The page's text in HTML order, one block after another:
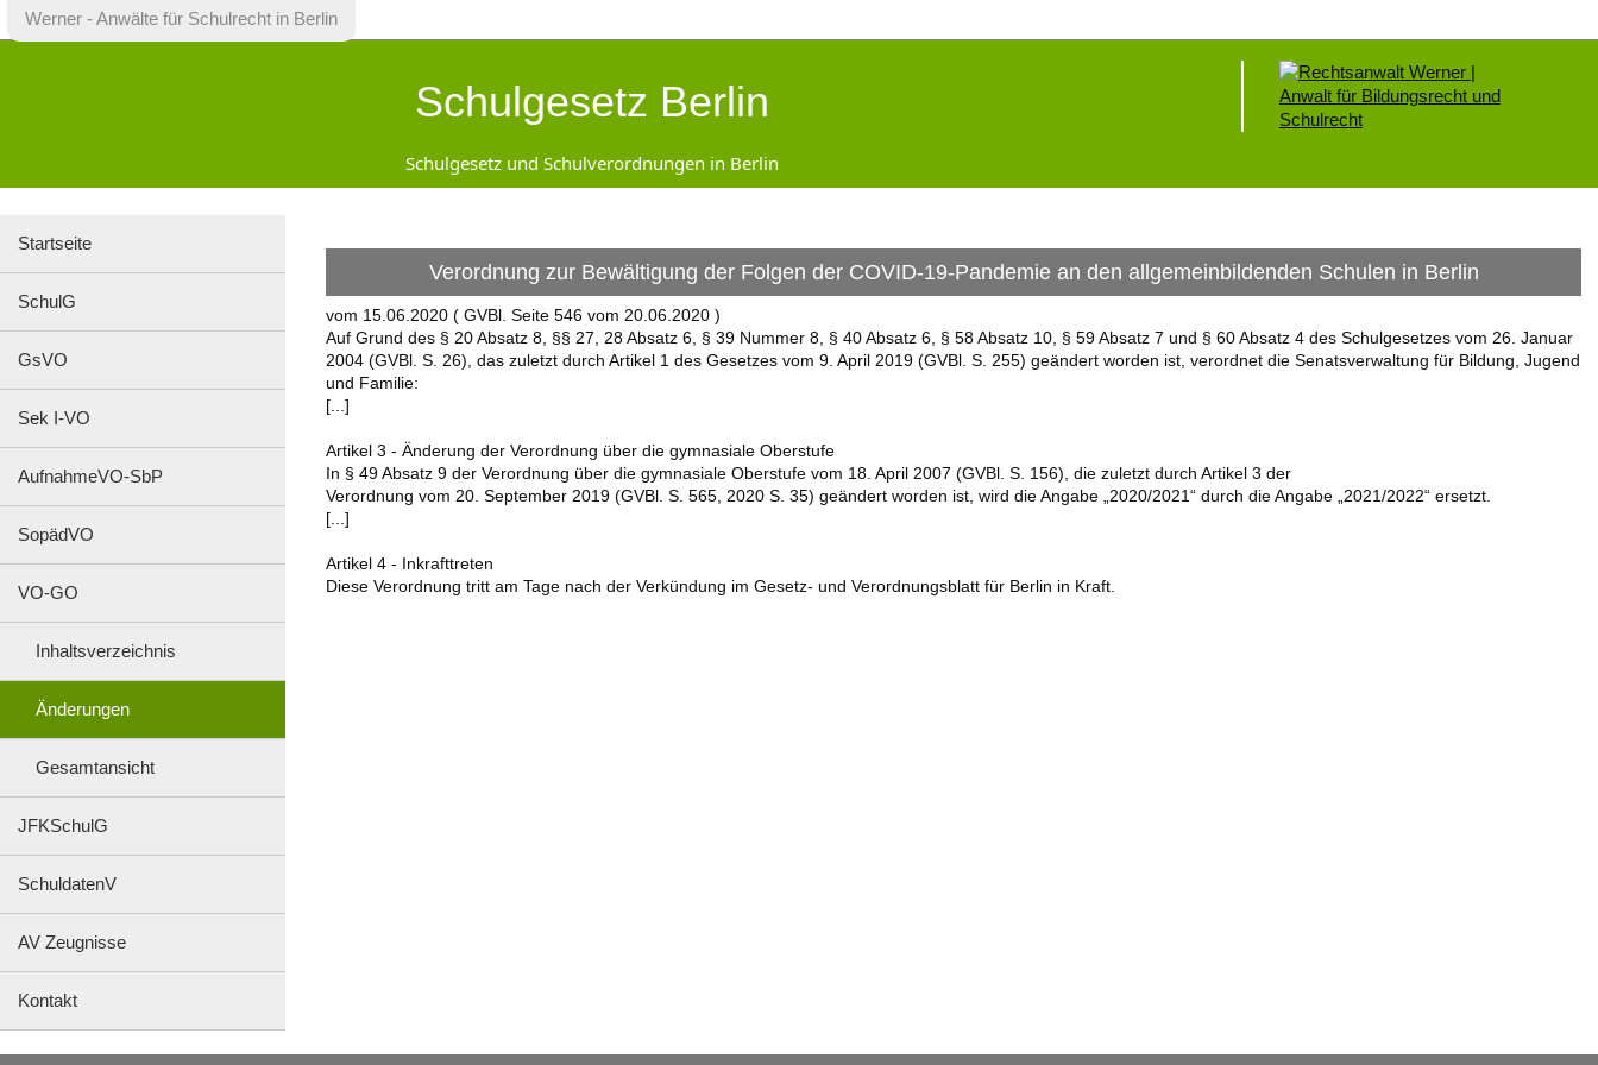
VO
SbP
GO
Inhaltsverzeichnis
Änderungen
SchuldatenV
AV
Zeugnisse
Werner - Anwälte für Schulrecht in Berlin
Schulgesetz Berlin
Schulgesetz und Schulverordnungen in Berlin
Startseite
SchulG
GsVO
Sek I-VO
AufnahmeVO-SbP
SopädVO
VO-GO
Inhaltsverzeichnis
Änderungen
Gesamtansicht
JFKSchulG
SchuldatenV
AV Zeugnisse
Kontakt
Verordnung zur Bewältigung der Folgen der COVID-19-Pandemie an den allgemeinbildenden Schulen in Berlin
vom 15.06.2020 ( GVBl. Seite 546 vom 20.06.2020 )
Auf Grund des § 20 Absatz 8, §§ 27, 28 Absatz 6, § 39 Nummer 8, § 40 Absatz 6, § 58 Absatz 10, § 59 Absatz 7 und § 60 Absatz 4 des Schulgesetzes vom 26. Januar
2004 (GVBl. S. 26), das zuletzt durch Artikel 1 des Gesetzes vom 9. April 2019 (GVBl. S. 255) geändert worden ist, verordnet die Senatsverwaltung für Bildung, Jugend
und Familie:
[...]
Artikel 3 - Änderung der Verordnung über die gymnasiale Oberstufe
In § 49 Absatz 9 der Verordnung über die gymnasiale Oberstufe vom 18. April 2007 (GVBl. S. 156), die zuletzt durch Artikel 3 der
Verordnung vom 20. September 2019 (GVBl. S. 565, 2020 S. 35) geändert worden ist, wird die Angabe „2020/2021“ durch die Angabe „2021/2022“ ersetzt.
[...]
Artikel 4 - Inkrafttreten
Diese Verordnung tritt am Tage nach der Verkündung im Gesetz- und Verordnungsblatt für Berlin in Kraft.